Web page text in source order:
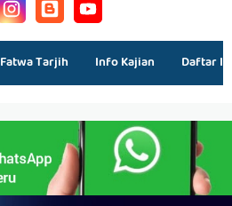
Fatwa Tarjih Info Kajian Daftar Isi